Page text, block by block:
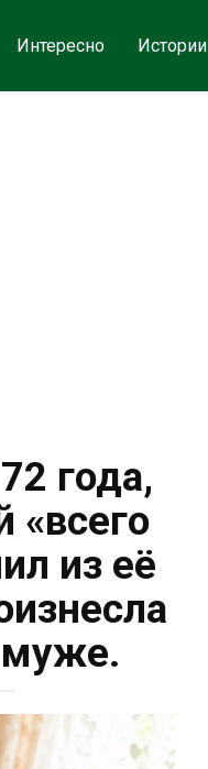
Интересно Истории
года,
«всего
из её